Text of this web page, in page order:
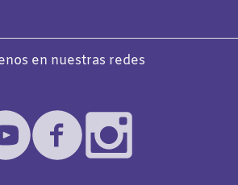
en nuestras redes